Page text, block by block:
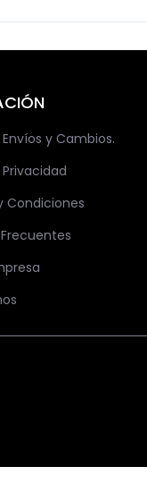
y Cambios.
Condiciones